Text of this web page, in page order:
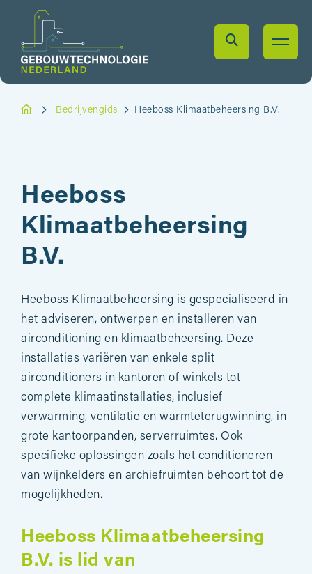
Bedrijvengids Heeboss Klimaatbeheersing B.V.
Heeboss
Klimaatbeheersing
B.V.
Heeboss Klimaatbeheersing is gespecialiseerd in
het adviseren, ontwerpen en installeren van
airconditioning en klimaatbeheersing. Deze
installaties variëren van enkele split
airconditioners in kantoren of winkels tot
complete klimaatinstallaties, inclusief
verwarming, ventilatie en warmteterugwinning, in
grote kantoorpanden, serverruimtes. Ook
specifieke oplossingen zoals het conditioneren
van wijnkelders en archiefruimten behoort tot de
mogelijkheden.
Heeboss Klimaatbeheersing
B.V. is lid van